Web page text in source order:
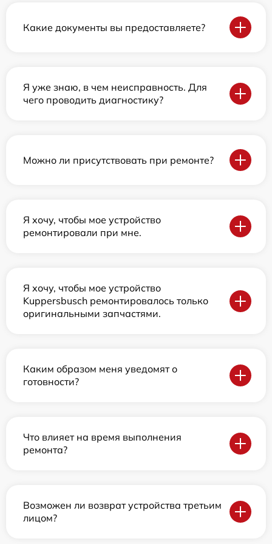
Какие документы вы предоставляете?
Я уже знаю, в чем неисправность. Для
чего проводить диагностику?
Можно ли присутствовать при ремонте?
Я хочу, чтобы мое устройство
ремонтировали при мне.
Я хочу, чтобы мое устройство
Kuppersbusch ремонтировалось только
оригинальными запчастями.
Каким образом меня уведомят о
готовности?
Что влияет на время выполнения
ремонта?
Возможен ли возврат устройства третьим
лицом?